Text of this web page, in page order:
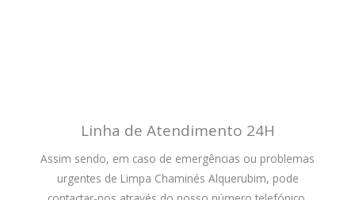
Linha de Atendimento 24H
Assim sendo, em caso de emergências ou problemas
urgentes de Limpa Chaminés Alquerubim, pode